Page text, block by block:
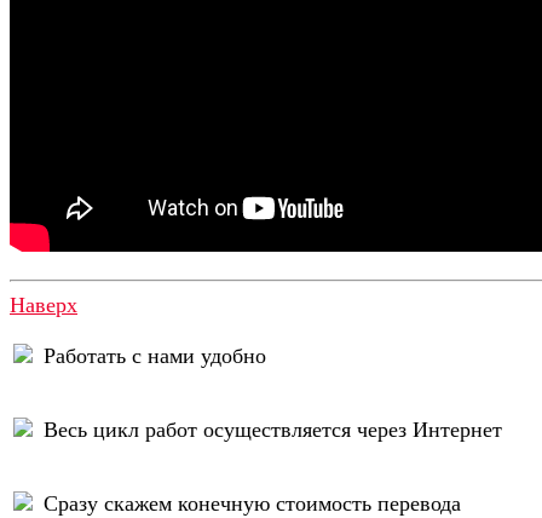
Наверх
Работать с нами удобно
Весь цикл работ осуществляется через Интернет
Сразу скажем конечную стоимость перевода